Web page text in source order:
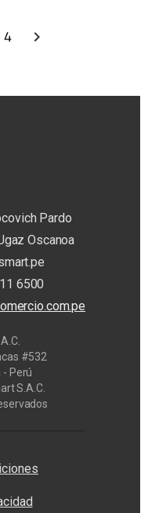
4
Pardo
Oscanoa
6500
#532
- Perú
S.A.C.